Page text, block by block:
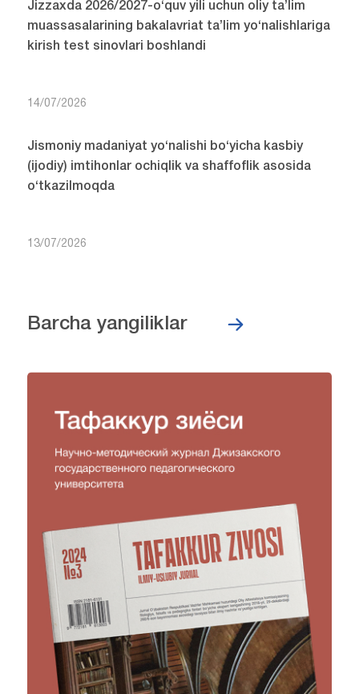
Jizzaxda 2026/2027-o‘quv yili uchun oliy ta’lim
muassasalarining bakalavriat ta’lim yo‘nalishlariga
kirish test sinovlari boshlandi
14/07/2026
Jismoniy madaniyat yo‘nalishi bo‘yicha kasbiy
(ijodiy) imtihonlar ochiqlik va shaffoflik asosida
o‘tkazilmoqda
13/07/2026
Barcha yangiliklar